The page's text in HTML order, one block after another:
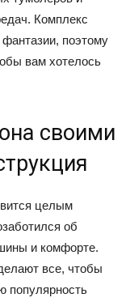
Комплекс
поэтому
вам хотелось
своими
целым
об
и комфорте.
все, чтобы
популярность